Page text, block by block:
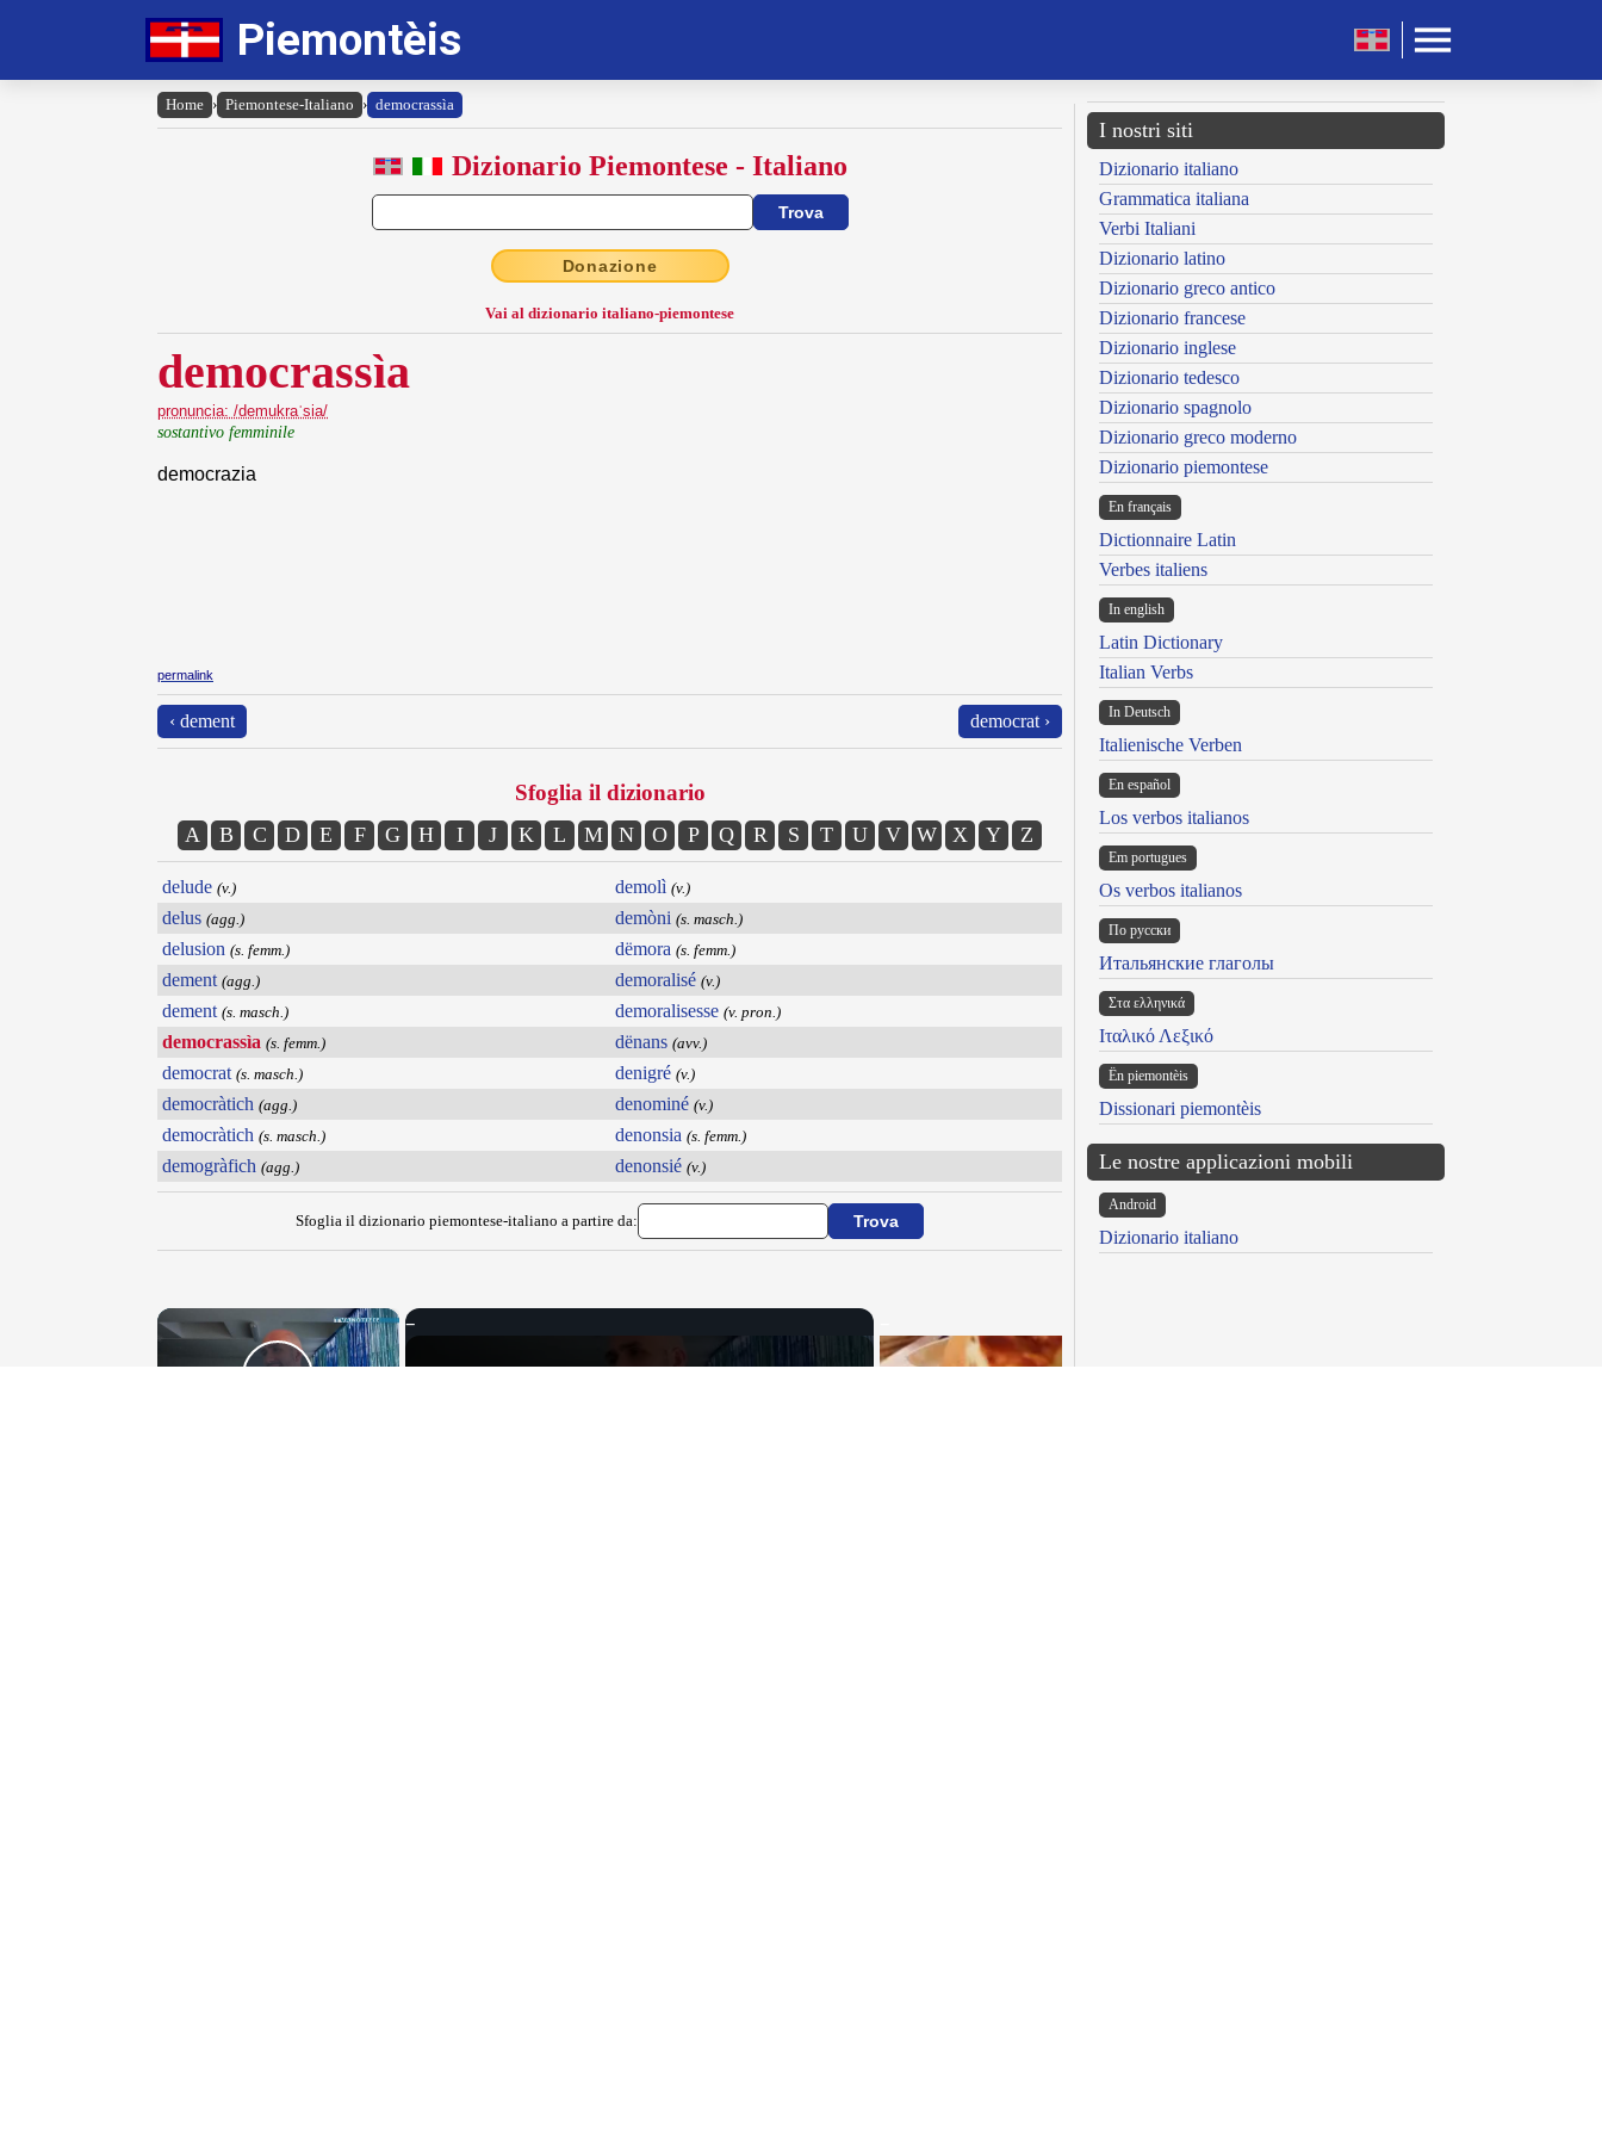
Piemontèis
Home › Piemontese-Italiano › democrassìa
Dizionario Piemontese - Italiano
Donazione
Vai al dizionario italiano-piemontese
democrassìa
pronuncia: /demukraˈsia/
sostantivo femminile
democrazia
permalink
‹ dement democrat ›
Sfoglia il dizionario
A B C D E F G H I J K L M N O P Q R S T U V W X Y Z
delude (v.)
delus (agg.)
delusion (s. femm.)
dement (agg.)
dement (s. masch.)
democrassìa (s. femm.)
democrat (s. masch.)
democràtich (agg.)
democràtich (s. masch.)
demogràfich (agg.)
demolì (v.)
demòni (s. masch.)
dëmora (s. femm.)
demoralisé (v.)
demoralisesse (v. pron.)
dënans (avv.)
denigré (v.)
denominé (v.)
denonsia (s. femm.)
denonsié (v.)
Sfoglia il dizionario piemontese-italiano a partire da:
×
I nostri siti
Dizionario italiano
Grammatica italiana
Verbi Italiani
Dizionario latino
Dizionario greco antico
Dizionario francese
Dizionario inglese
Dizionario tedesco
Dizionario spagnolo
Dizionario greco moderno
Dizionario piemontese
En français
Dictionnaire Latin
Verbes italiens
In english
Latin Dictionary
Italian Verbs
In Deutsch
Italienische Verben
En español
Los verbos italianos
Em portugues
Os verbos italianos
По русски
Итальянские глаголы
Στα ελληνικά
Ιταλικό Λεξικό
Ën piemontèis
Dissionari piemontèis
Le nostre applicazioni mobili
Android
Dizionario italiano